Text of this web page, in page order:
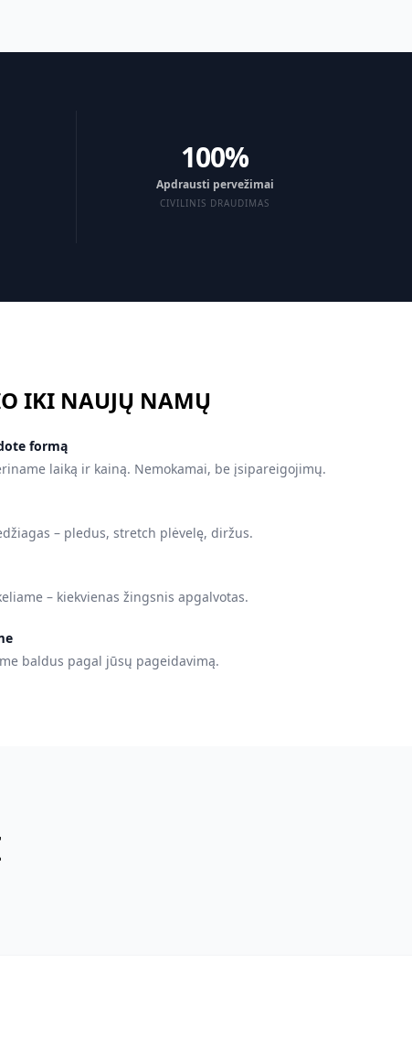
100%
Apdrausti pervežimai
CIVILINIS DRAUDIMAS
IKI NAUJŲ NAMŲ
formą
laiką ir kainą. Nemokamai, be įsipareigojimų.
– pledus, stretch plėvelę, diržus.
– kiekvienas žingsnis apgalvotas.
baldus pagal jūsų pageidavimą.